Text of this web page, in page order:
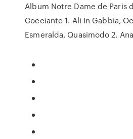
Album Notre Dame de Paris
Cocciante 1. Ali In Gabbia,
Esmeralda, Quasimodo 2.